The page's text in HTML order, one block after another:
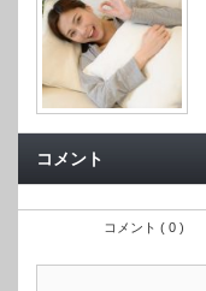
コメント
コメント ( 0 )